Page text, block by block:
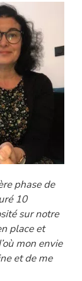
phase de
10
sur notre
place et
mon envie
et de me